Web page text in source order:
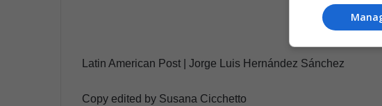
Latin American Post | Jorge Luis Hernández Sánchez
Copy edited by Susana Cicchetto